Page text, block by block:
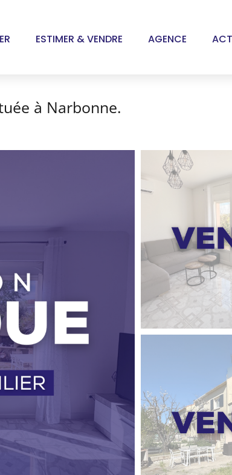
ESTIMER & VENDRE AGENCE
à Narbonne.